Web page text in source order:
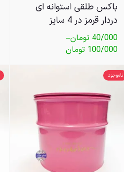
باکس طلقی استوانه ای
دردار قرمز در 4 سایز
40/000 تومان–
100/000 تومان
ناموجود